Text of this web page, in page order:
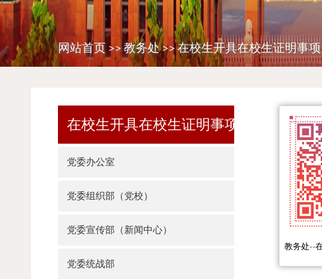
网站首页 >>教务处>>在校生开具在校生证明事项
在校生开具在校生证明事项
党委办公室
党委组织部（党校）
党委宣传部（新闻中心）
党委统战部